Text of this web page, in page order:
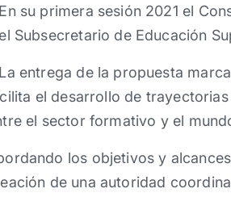
su primera sesión 2021 el
Subsecretario de Educación
entrega de la propuesta
el desarrollo de
el sector formativo y el
los objetivos y
de una autoridad